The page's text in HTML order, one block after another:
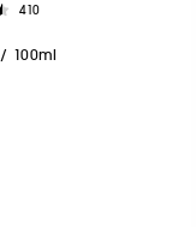
410
/ 100ml